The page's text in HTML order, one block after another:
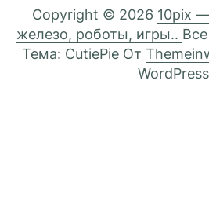
Copyright © 2026 10pix
железо, роботы, игры..
Тема: CutiePie От